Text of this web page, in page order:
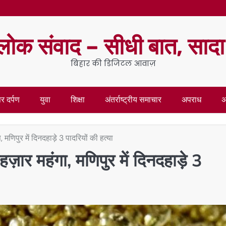
संवाद – सीधी बात,
बिहार की डिजिटल आवाज़
दर्पण युवा शिक्षा अंतर्राष्ट्रीय समाचार अपराध
में दिनदहाड़े 3 पादरियों की हत्या
महंगा, मणिपुर में दिनदहाड़े 3